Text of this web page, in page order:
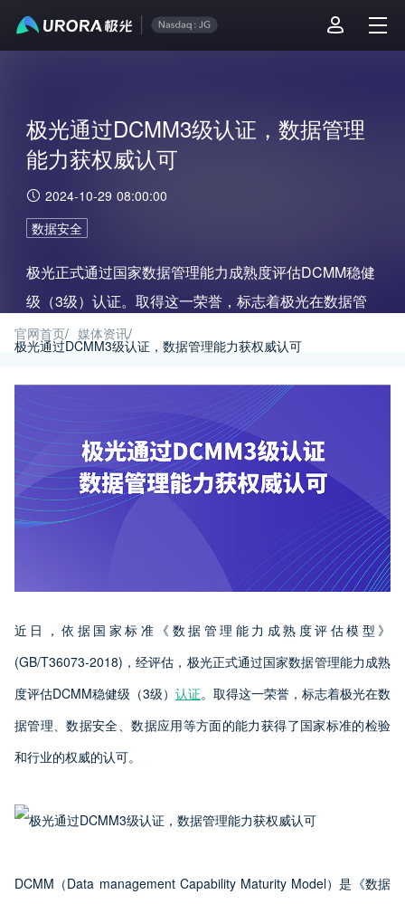
极光通过DCMM3级认证，数据管理
能力获权威认可
2024-10-29 08:00:00
数据安全
极光正式通过国家数据管理能力成熟度评估DCMM稳健
级（3级）认证。取得这一荣誉，标志着极光在数据管
理、数据安全、数据应用等方面的能力获得了国家标准
的检验和行业的权威的认可。
官网首页/ 媒体资讯/
极光通过DCMM3级认证，数据管理能力获权威认可
近日，依据国家标准《数据管理能力成熟度评估模型》
(GB/T36073-2018)，经评估，极光正式通过国家数据管理能力成熟
度评估DCMM稳健级（3级） 认证。取得这一荣誉，标志着极光在数
据管理、数据安全、数据应用等方面的能力获得了国家标准的检验
和行业的权威的认可。
DCMM（Data management Capability Maturity Model）是《数据